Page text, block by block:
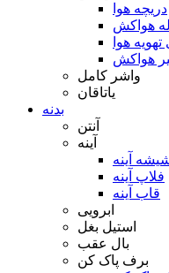
دریچه هوا
هواکش
هوا
هواکش
واشر کامل
یاتاقان
بدنه
آنتن
آینه
آینه
فلاپ آینه
قاب آینه
ابرویی
استیل بغل
بال عقب
برف پاک کن